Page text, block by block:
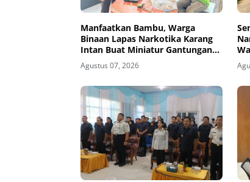
Manfaatkan Bambu, Warga
Binaan Lapas Narkotika Karang
Intan Buat Miniatur Gantungan
Kunci Abjad
Agustus 07, 2026